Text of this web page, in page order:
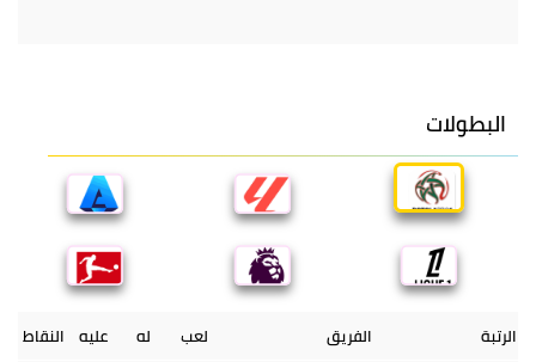
البطولات
الرتبة الفريق لعب له عليه النقاط